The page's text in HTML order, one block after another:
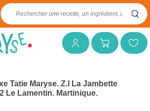
Mon compteMon panierMes favoris
Rechercher :
Tatie Maryse. Z.I La Jambette
Le Lamentin. Martinique.